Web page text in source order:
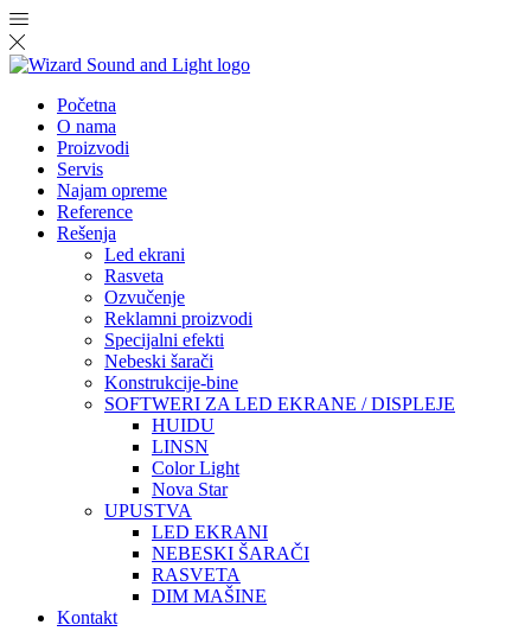
Početna
O nama
Proizvodi
Servis
Najam opreme
Reference
Rešenja
Led ekrani
Rasveta
Ozvučenje
Reklamni proizvodi
Specijalni efekti
Nebeski šarači
Konstrukcije-bine
SOFTWERI ZA LED EKRANE / DISPLEJE
HUIDU
LINSN
Color Light
Nova Star
UPUSTVA
LED EKRANI
NEBESKI ŠARAČI
RASVETA
DIM MAŠINE
Kontakt